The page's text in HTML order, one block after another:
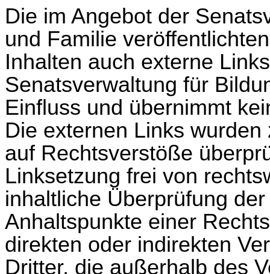
Die im Angebot der
und Familie
Inhalten auch externe
Senatsverwaltung für
Einfluss und übernimmt
Die externen Links
auf Rechtsverstöße
Linksetzung frei von
inhaltliche Überprüfung
Anhaltspunkte einer
direkten oder indirekten
Dritter, die außerhalb des